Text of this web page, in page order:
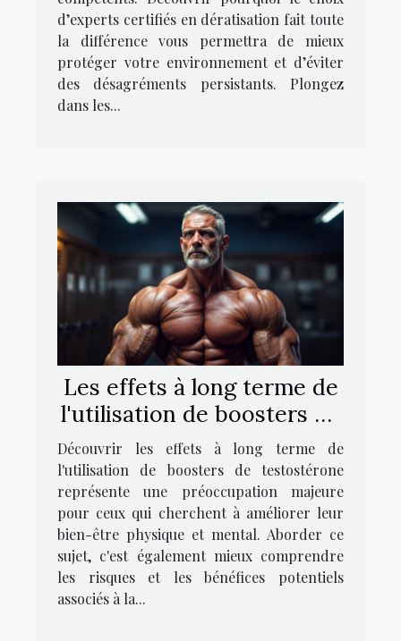
d’experts certifiés en dératisation fait toute
la différence vous permettra de mieux
protéger votre environnement et d’éviter
des désagréments persistants. Plongez
dans les...
Les effets à long terme de
l'utilisation de boosters de
testostérone
Découvrir les effets à long terme de
l'utilisation de boosters de testostérone
représente une préoccupation majeure
pour ceux qui cherchent à améliorer leur
bien-être physique et mental. Aborder ce
sujet, c'est également mieux comprendre
les risques et les bénéfices potentiels
associés à la...